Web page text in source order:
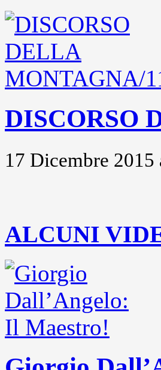
DISCORSO
17 Dicembre 2015
ALCUNI